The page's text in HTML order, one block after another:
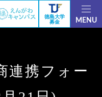
徳島大学
募金
MENU
連携フォー